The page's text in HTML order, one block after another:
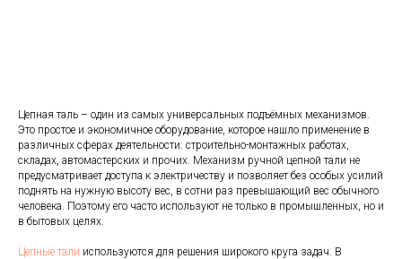
Цепная таль – один из самых универсальных подъёмных механизмов.
Это простое и экономичное оборудование, которое нашло применение в
различных сферах деятельности: строительно-монтажных работах,
складах, автомастерских и прочих. Механизм ручной цепной тали не
предусматривает доступа к электричеству и позволяет без особых усилий
поднять на нужную высоту вес, в сотни раз превышающий вес обычного
человека. Поэтому его часто используют не только в промышленных, но и
в бытовых целях.
Цепные тали используются для решения широкого круга задач. В